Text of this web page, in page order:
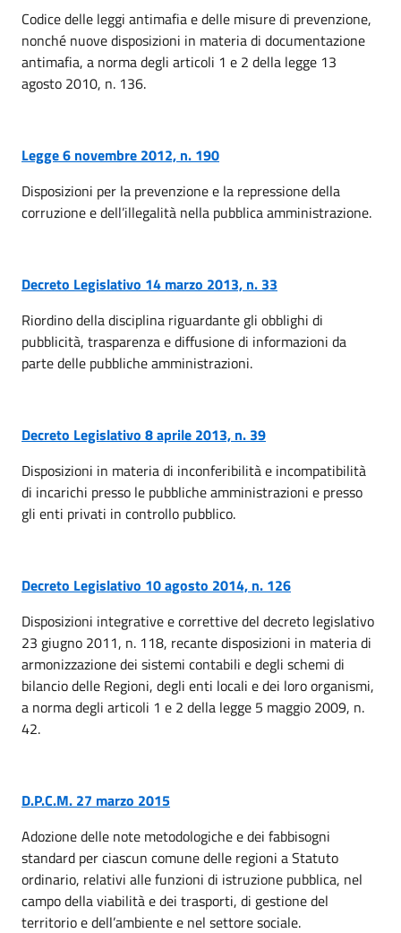
Codice delle leggi antimafia e delle misure di prevenzione,
nonché nuove disposizioni in materia di documentazione
antimafia, a norma degli articoli 1 e 2 della legge 13
agosto 2010, n. 136.
Legge 6 novembre 2012, n. 190
Disposizioni per la prevenzione e la repressione della
corruzione e dell’illegalità nella pubblica amministrazione.
Decreto Legislativo 14 marzo 2013, n. 33
Riordino della disciplina riguardante gli obblighi di
pubblicità, trasparenza e diffusione di informazioni da
parte delle pubbliche amministrazioni.
Decreto Legislativo 8 aprile 2013, n. 39
Disposizioni in materia di inconferibilità e incompatibilità
di incarichi presso le pubbliche amministrazioni e presso
gli enti privati in controllo pubblico.
Decreto Legislativo 10 agosto 2014, n. 126
Disposizioni integrative e correttive del decreto legislativo
23 giugno 2011, n. 118, recante disposizioni in materia di
armonizzazione dei sistemi contabili e degli schemi di
bilancio delle Regioni, degli enti locali e dei loro organismi,
a norma degli articoli 1 e 2 della legge 5 maggio 2009, n.
42.
D.P.C.M. 27 marzo 2015
Adozione delle note metodologiche e dei fabbisogni
standard per ciascun comune delle regioni a Statuto
ordinario, relativi alle funzioni di istruzione pubblica, nel
campo della viabilità e dei trasporti, di gestione del
territorio e dell’ambiente e nel settore sociale.